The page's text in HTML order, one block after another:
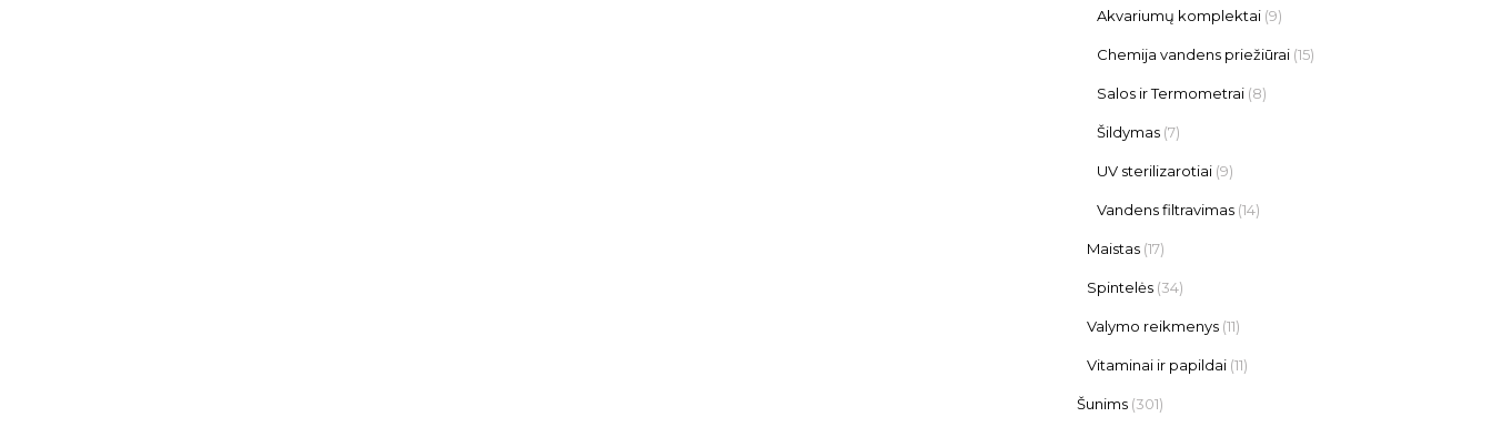
Akvariumų komplektai (9)
Chemija vandens priežiūrai (15)
Salos ir Termometrai (8)
Šildymas (7)
UV sterilizarotiai (9)
Vandens filtravimas (14)
Maistas (17)
Spintelės (34)
Valymo reikmenys (11)
Vitaminai ir papildai (11)
Šunims (301)